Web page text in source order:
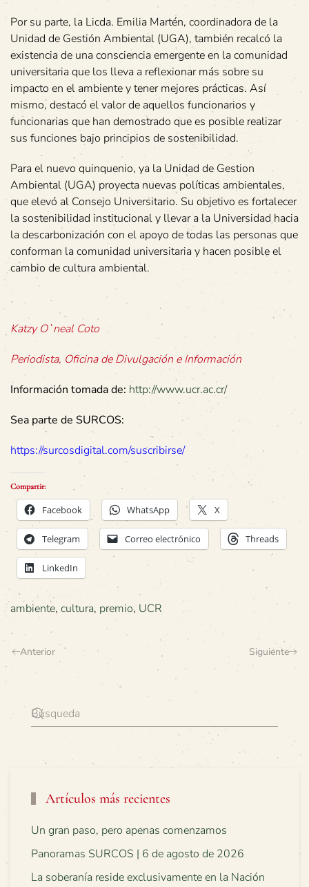
Por su parte, la Licda. Emilia Martén, coordinadora de la
Unidad de Gestión Ambiental (UGA), también recalcó la
existencia de una consciencia emergente en la comunidad
universitaria que los lleva a reflexionar más sobre su
impacto en el ambiente y tener mejores prácticas. Así
mismo, destacó el valor de aquellos funcionarios y
funcionarias que han demostrado que es posible realizar
sus funciones bajo principios de sostenibilidad.
Para el nuevo quinquenio, ya la Unidad de Gestion
Ambiental (UGA) proyecta nuevas políticas ambientales,
que elevó al Consejo Universitario. Su objetivo es fortalecer
la sostenibilidad institucional y llevar a la Universidad hacia
la descarbonización con el apoyo de todas las personas que
conforman la comunidad universitaria y hacen posible el
cambio de cultura ambiental.
Katzy O`neal Coto
Periodista, Oficina de Divulgación e Información
Información tomada de: http://www.ucr.ac.cr/
Sea parte de SURCOS:
https://surcosdigital.com/suscribirse/
Compartir:
Facebook WhatsApp X
Telegram Correo electrónico Threads
LinkedIn
ambiente, cultura, premio, UCR
Anterior Siguiente
Artículos más recientes
Un gran paso, pero apenas comenzamos
Panoramas SURCOS | 6 de agosto de 2026
La soberanía reside exclusivamente en la Nación